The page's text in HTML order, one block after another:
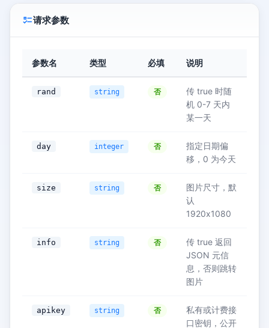
请求参数
参数名 类型 必填 说明
rand string 否
传 true 时随
机 0-7 天内
某一天
day integer 否
指定日期偏
移，0 为今天
size string 否
图片尺寸，默
认
1920x1080
info string 否
传 true 返回
JSON 元信
息，否则跳转
图片
apikey string 否
私有或计费接
口密钥，公开